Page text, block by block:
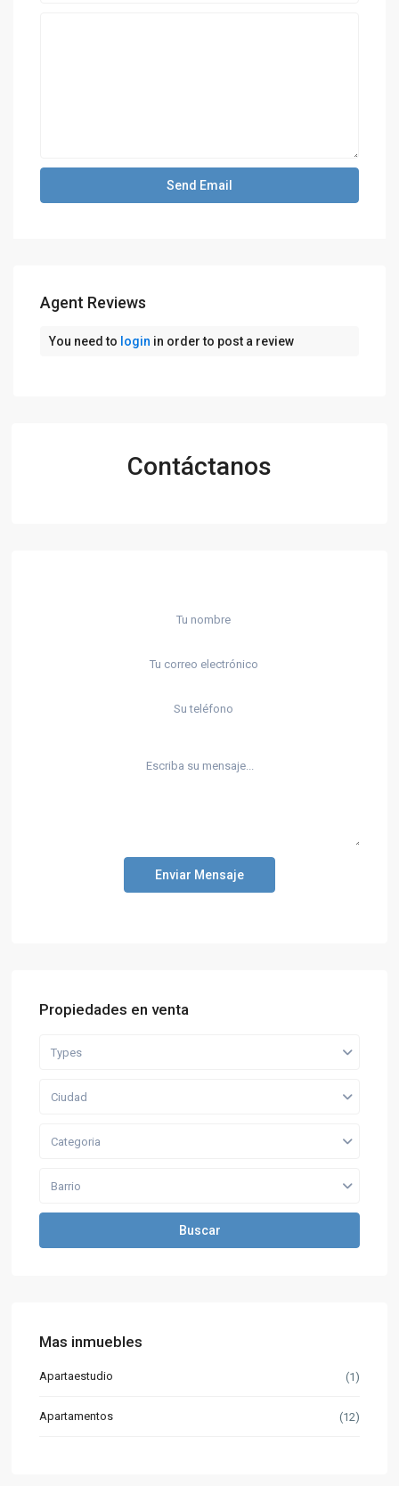
Agent Reviews
You need to login in order to post a review
Contáctanos
Enviar Mensaje
Propiedades en venta
Types
Ciudad
Categoria
Barrio
Buscar
Mas inmuebles
Apartaestudio (1)
Apartamentos (12)